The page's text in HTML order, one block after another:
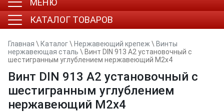
КАТАЛОГ ТОВАРОВ
Главная \ Каталог\ Нержавеющий крепеж \ Винты
нержавеющая сталь \ Винт DIN 913 А2 установочный с
шестигранным углублением нержавеющий M2x4
Винт DIN 913 А2 установочный с
шестигранным углублением
нержавеющий M2x4